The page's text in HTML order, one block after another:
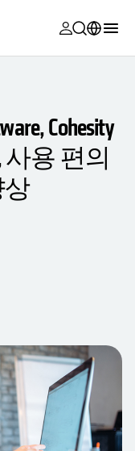
opens in a
opens in a
Alta
opens in a
지원
opens in a
opens in a
opens in a
opens in a
opens in a
Deutsch (Germany)
Français (France)
日本語 (Japan)
Cohesity
용 편의